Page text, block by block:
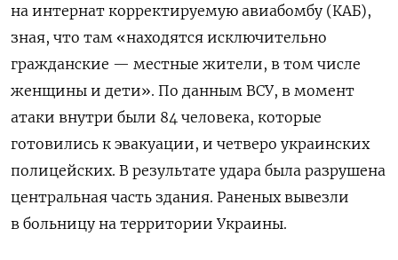
на интернат корректируемую авиабомбу (КАБ),
зная, что там «находятся исключительно
гражданские — местные жители, в том числе
женщины и дети». По данным ВСУ, в момент
атаки внутри были 84 человека, которые
готовились к эвакуации, и четверо украинских
полицейских. В результате удара была разрушена
центральная часть здания. Раненых вывезли
в больницу на территории Украины.